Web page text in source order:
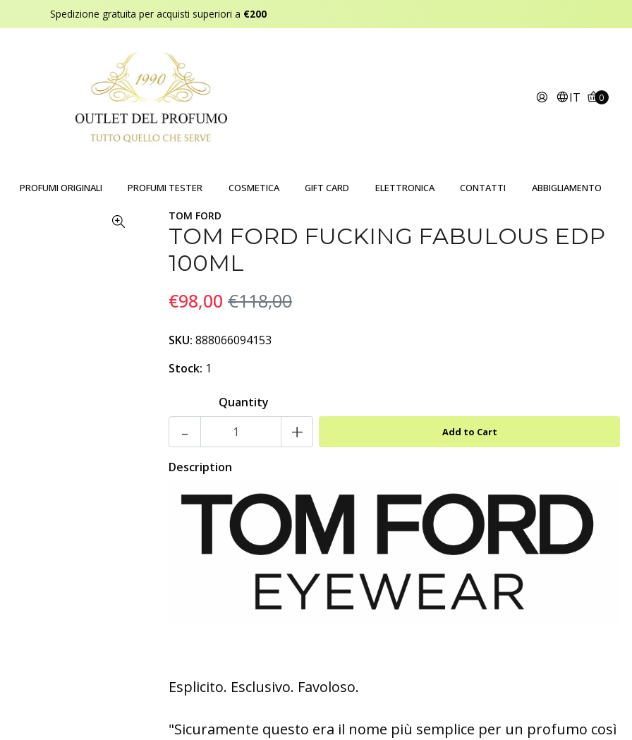
Spedizione gratuita per acquisti superiori a €200
IT 0
PROFUMI ORIGINALI PROFUMI TESTER COSMETICA GIFT CARD ELETTRONICA CONTATTI ABBIGLIAMENTO
TOM FORD
TOM FORD FUCKING FABULOUS EDP
100ML
€98,00 €118,00
SKU: 888066094153
Stock: 1
Quantity
- +
Description
Esplicito. Esclusivo. Favoloso.
"Sicuramente questo era il nome più semplice per un profumo così